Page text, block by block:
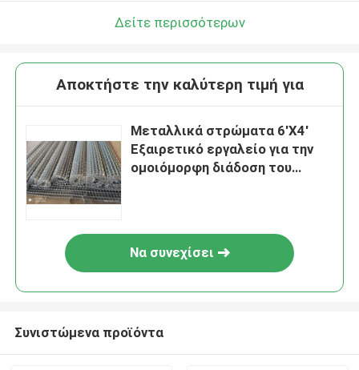
Δείτε περισσότερων
Αποκτήστε την καλύτερη τιμή για
Μεταλλικά στρώματα 6'X4'
Εξαιρετικό εργαλείο για την
ομοιόμορφη διάδοση του
Να συνεχίσει
Συνιστώμενα προϊόντα